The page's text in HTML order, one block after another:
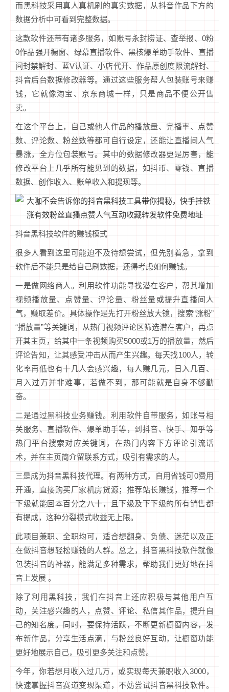
而黑科技采用真人真机刷的真实数据，从抖音作品下方的
数据分析中可看到完整数据。
这款软件还带有诸多服务，如账号永封捞证、查举报、0粉
0作品强开橱窗、绿幕直播软件、黑核爆单助手软件、直播
间封禁解封、蓝V认证、小店代开、作品原创度限流解封、
抖音后台数据修改器等。通过这些服务帮人包装账号来赚
钱，它就像淘宝、京东商城一样，只是商品不便公开售
卖。
在这个平台上，自己或他人作品的播放量、完播率、点赞
数、评论数、粉丝数等都可自行设定，还能让直播间人气
暴涨，全方位包装账号。其中的数据修改器更是厉害，能
修改平台上几乎所有能见到的数据，如抖币、零钱、直播
数据、创作收入、账单收入和提现等。
抖音黑科技软件的赚钱模式
很多人看到这里可能迫不及待想尝试，但先别着急，拿到
软件后不能只是给自己刷数据，还得考虑如何赚钱。
一是做网络商人。利用软件功能寻找潜在客户，帮其增加
视频播放量、点赞量、评论量、粉丝量或提升直播间人
气，赚取差价。具体操作是先打开粉丝放大镜，搜索“涨粉”
“播放量”等关键词，从热门视频评论区筛选潜在客户，再点
开其主页，给其中一条视频购买5000或1万的播放量，然后
评论告知，让其感受冲击从而产生兴趣。每天找100人，转
化率再低也有十几人会感兴趣，每人赚几元，日入几百、
月入过万并非难事，若做不到，那可能就是自身不够勤
奋。
二是通过黑科技业务赚钱。利用软件自带服务，如账号相
关服务、直播软件、爆单助手等，到抖音、快手、知乎等
热门平台搜索对应关键词，在热门内容下方评论引流话
术，并在主页简介留联系方式，吸引有需求的人。
三是成为抖音黑科技代理。有两种方式，自用省钱可0费用
开通，直接购买厂家机房货源；推荐站长赚钱，推荐一个
下级就能回本百分之八十，且下级及下下级的所有销售都
有提成，这种分裂模式收益无上限。
此项目兼职、全职均可，适合想翻身、负债、迷茫以及正
在做抖音想轻松赚钱的人群。总之，抖音黑科技软件就像
包装抖音的神器，能满足多种需求，帮助我们更好地在抖
音上发展 。
除了利用黑科技，我们在抖音上还应积极与其他用户互
动，关注感兴趣的人，点赞、评论、私信其作品，提升自
己的知名度。同时，要保持活跃，不断更新橱窗内容，发
布新作品，分享生活点滴，与粉丝良好互动，让橱窗功能
更好地展示自己，吸引更多关注和点赞。
今年，你若想月收入过几万，或实现每天兼职收入3000，
快速掌握抖音赛道变现渠道，不妨尝试抖音黑科技软件。